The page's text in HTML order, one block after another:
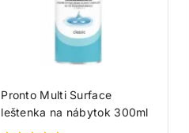
Pronto Multi Surface
leštenka na nábytok 300ml